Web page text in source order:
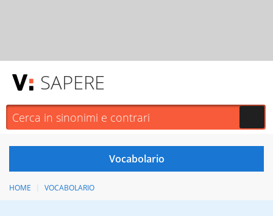
SAPERE
HOME VOCABOLARIO